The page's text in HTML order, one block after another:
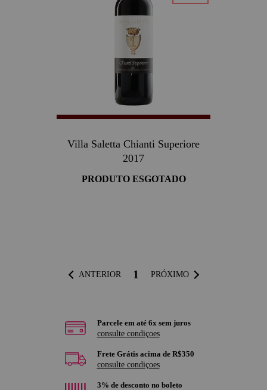
Villa Saletta Chianti Superiore
2017
PRODUTO ESGOTADO
ANTERIOR 1 PRÓXIMO
Parcele em até 6x sem juros
consulte condiçoes
Frete Grátis acima de R$350
consulte condiçoes
3% de desconto no boleto